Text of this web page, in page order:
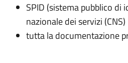
SPID (sistema pubblico di
nazionale dei servizi (CNS)
tutta la documentazione